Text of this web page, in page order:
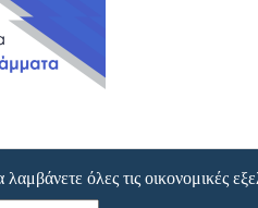
όλες τις οικονομικές